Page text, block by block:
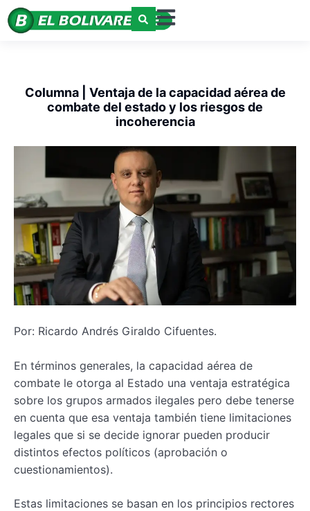
Columna | Ventaja de la capacidad aérea de
combate del estado y los riesgos de
incoherencia
Por: Ricardo Andrés Giraldo Cifuentes.
En términos generales, la capacidad aérea de
combate le otorga al Estado una ventaja estratégica
sobre los grupos armados ilegales pero debe tenerse
en cuenta que esa ventaja también tiene limitaciones
legales que si se decide ignorar pueden producir
distintos efectos políticos (aprobación o
cuestionamientos).
Estas limitaciones se basan en los principios rectores